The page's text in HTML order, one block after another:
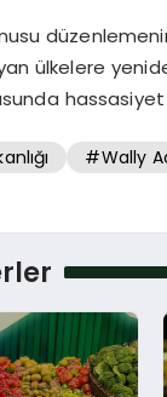
ülkelere
#Wally